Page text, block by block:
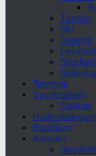
Turnen
Ski
Jugend
Termine
Sportstätten
Galerie
Bouldern
Kontakt